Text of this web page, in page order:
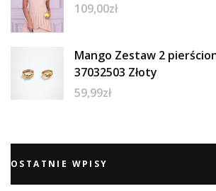
109,00zł
Mango Zestaw 2
37032503 Złoty
59,99zł
OSTATNIE WPISY